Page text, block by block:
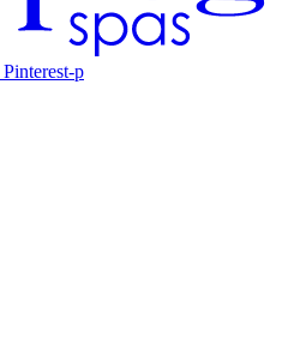
Pinterest-p